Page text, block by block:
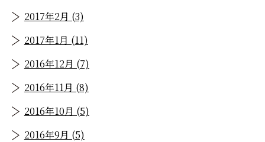
2017年2月 (3)
2017年1月 (11)
2016年12月 (7)
2016年11月 (8)
2016年10月 (5)
2016年9月 (5)